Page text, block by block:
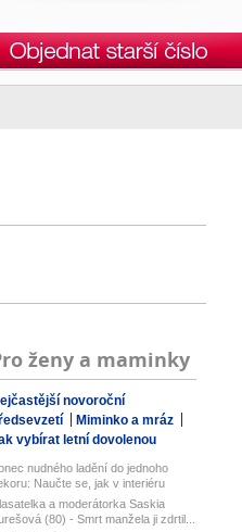
ženy a maminky
novoroční
Miminko a mráz
vybírat letní dovolenou
nudného ladění do jednoho
Naučte se, jak v interiéru
a moderátorka Saskia
(80) - Smrt manžela ji zdrtil...